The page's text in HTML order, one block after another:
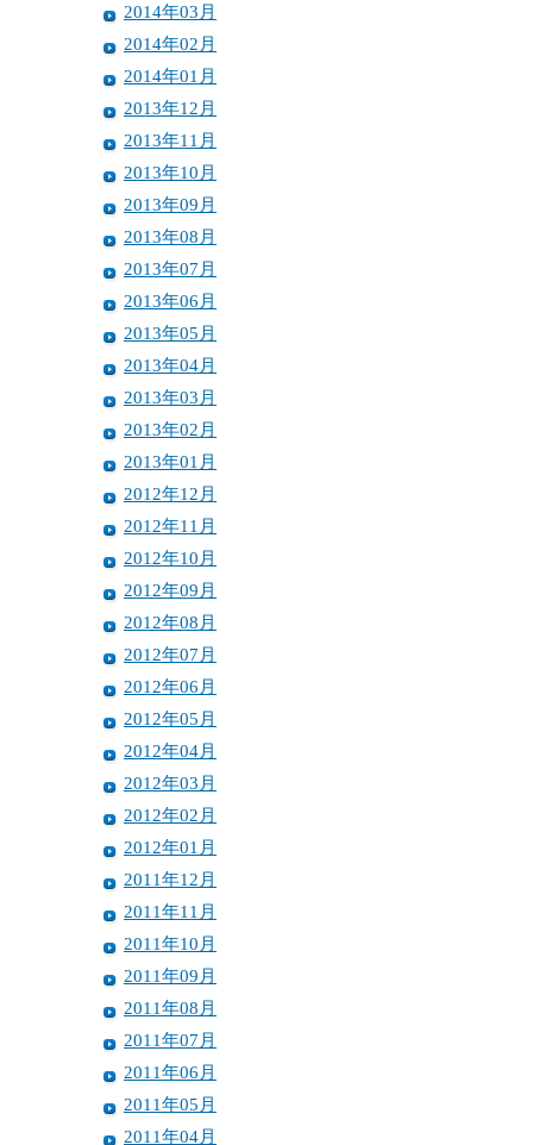
2014年03月
2014年02月
2014年01月
2013年12月
2013年11月
2013年10月
2013年09月
2013年08月
2013年07月
2013年06月
2013年05月
2013年04月
2013年03月
2013年02月
2013年01月
2012年12月
2012年11月
2012年10月
2012年09月
2012年08月
2012年07月
2012年06月
2012年05月
2012年04月
2012年03月
2012年02月
2012年01月
2011年12月
2011年11月
2011年10月
2011年09月
2011年08月
2011年07月
2011年06月
2011年05月
2011年04月